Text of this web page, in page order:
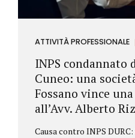
ATTIVITÀ PROFESSIONALE
INPS condannato
Cuneo: una
Fossano vince
all’Avv. Alberto
Causa contro INPS